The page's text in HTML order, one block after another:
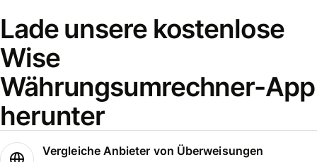
Lade unsere kostenlose
Wise
Währungsumrechner-App
herunter
Vergleiche Anbieter von Überweisungen